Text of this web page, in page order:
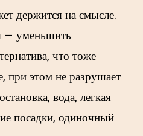
держится на смысле.
— уменьшить
что тоже
при этом не разрушает
вода, легкая
посадки, одиночный